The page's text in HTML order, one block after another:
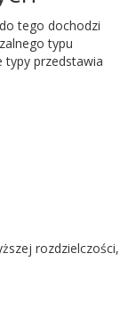
tego dochodzi
typu
typy przedstawia
rozdzielczości,